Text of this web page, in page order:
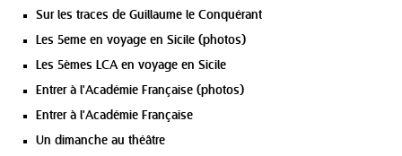
Sur les traces de Guillaume le Conquérant
Les 5eme en voyage en Sicile (photos)
Les 5èmes LCA en voyage en Sicile
Entrer à l'Académie Française (photos)
Entrer à l'Académie Française
Un dimanche au théâtre